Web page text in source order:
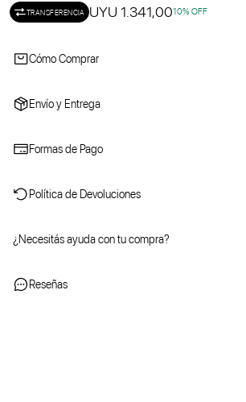
TRANSFERENCIA UYU 1.341,0010% OFF
Cómo Comprar
Envío y Entrega
Formas de Pago
Política de Devoluciones
¿Necesitás ayuda con tu compra?
Reseñas